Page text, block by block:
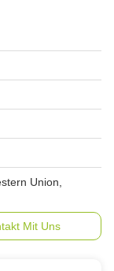
Union,
Mit Uns